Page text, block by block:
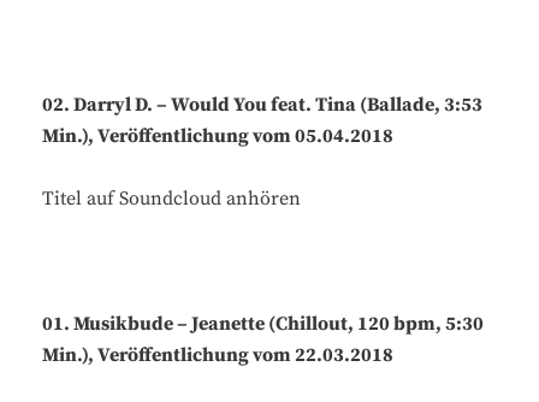
02. Darryl D. – Would You feat. Tina (Ballade, 3:53
Min.), Veröffentlichung vom 05.04.2018
Titel auf Soundcloud anhören
01. Musikbude – Jeanette (Chillout, 120 bpm, 5:30
Min.), Veröffentlichung vom 22.03.2018